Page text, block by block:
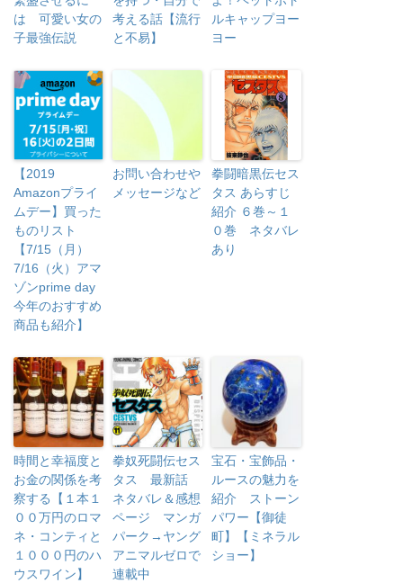
は 可愛い女の
子最強伝説
考える話【流行
と不易】
ルキャップヨー
ヨー
【2019
Amazonプライ
ムデー】買った
ものリスト
【7/15（月）
7/16（火）アマ
ゾンprime day
今年のおすすめ
商品も紹介】
お問い合わせや
メッセージなど
拳闘暗黒伝セス
タス あらすじ
紹介 ６巻～１
０巻 ネタバレ
あり
時間と幸福度と
お金の関係を考
察する【１本１
００万円のロマ
ネ・コンティと
１０００円のハ
ウスワイン】
拳奴死闘伝セス
タス 最新話
ネタバレ＆感想
ページ マンガ
パーク→ヤング
アニマルゼロで
連載中
宝石・宝飾品・
ルースの魅力を
紹介 ストーン
パワー【御徒
町】【ミネラル
ショー】